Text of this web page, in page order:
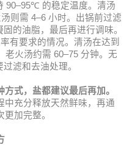
90–95℃ 的稳定温度。清汤
则需 4–6 小时。出锅前过滤
的油脂，最后再进行调味。
有要求的情况。清汤在达到
老火汤约需 60–75 分钟。无
滤和去油处理。
方式，盐都建议最后再加。
中充分释放天然鲜味，再通
加完整。